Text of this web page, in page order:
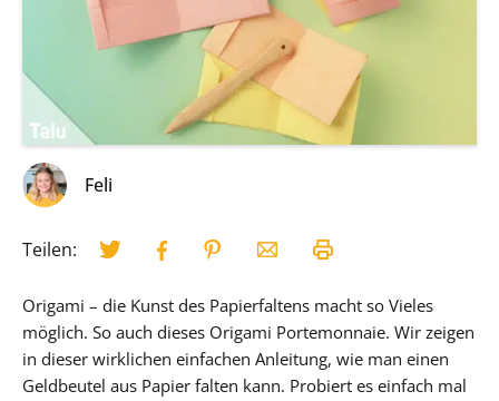
Feli
Teilen:
Origami – die Kunst des Papierfaltens macht so Vieles
möglich. So auch dieses Origami Portemonnaie. Wir zeigen
in dieser wirklichen einfachen Anleitung, wie man einen
Geldbeutel aus Papier falten kann. Probiert es einfach mal